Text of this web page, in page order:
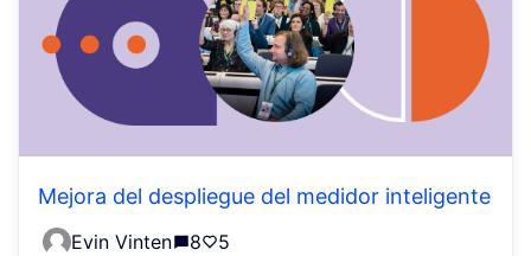
Mejora del despliegue del medidor inteligente
Evin Vinten 8 5